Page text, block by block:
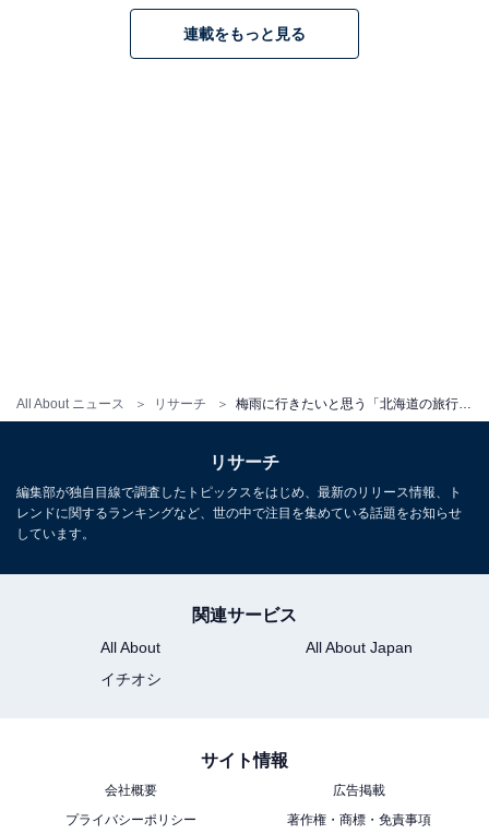
All About ニュース リサーチ
さい名所3選。あじさい寺・1万株の農園・
7000株の古刹も
キング！ 2位「会津若松市」を抑えた1位は？
【2026年調査】
連載をもっと見る
リサーチ
編集部が独自目線で調査したトピックスをはじめ、最新のリリース情報、ト
レンドに関するランキングなど、世の中で注目を集めている話題をお知らせ
しています。
関連サービス
All About
All About Japan
イチオシ
サイト情報
会社概要
広告掲載
プライバシーポリシー
著作権・商標・免責事項